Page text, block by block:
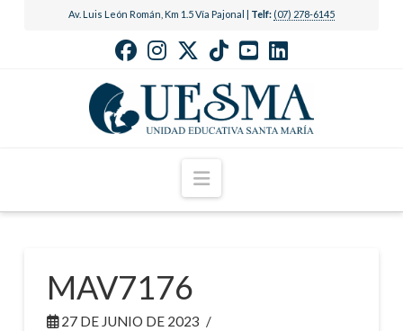
Av. Luis León Román, Km 1.5 Vía Pajonal | Telf: (07) 278-6145
Navigation
MAV7176
27 DE JUNIO DE 2023